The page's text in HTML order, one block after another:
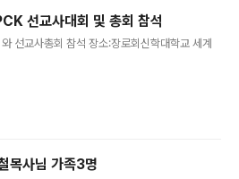
선교사대회 및 총회 참석
선교사총회 참석 장소:장로회신학대학교 세계
목사님 가족3명